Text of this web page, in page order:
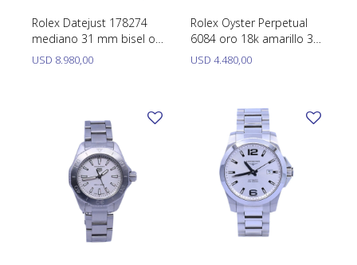
Rolex Datejust 178274
mediano 31 mm bisel oro
18k blanco, año 2019 con
caja y papeles.
USD 8.980,00
Rolex Oyster Perpetual
6084 oro 18k amarillo 34
mm año 1951. Malla de
USD 4.480,00
Llaveros
Marcadores de libros
Pendientes y medallas
Prendedores
TISSOT
BULGARI
JAEGER-LECOULTRE